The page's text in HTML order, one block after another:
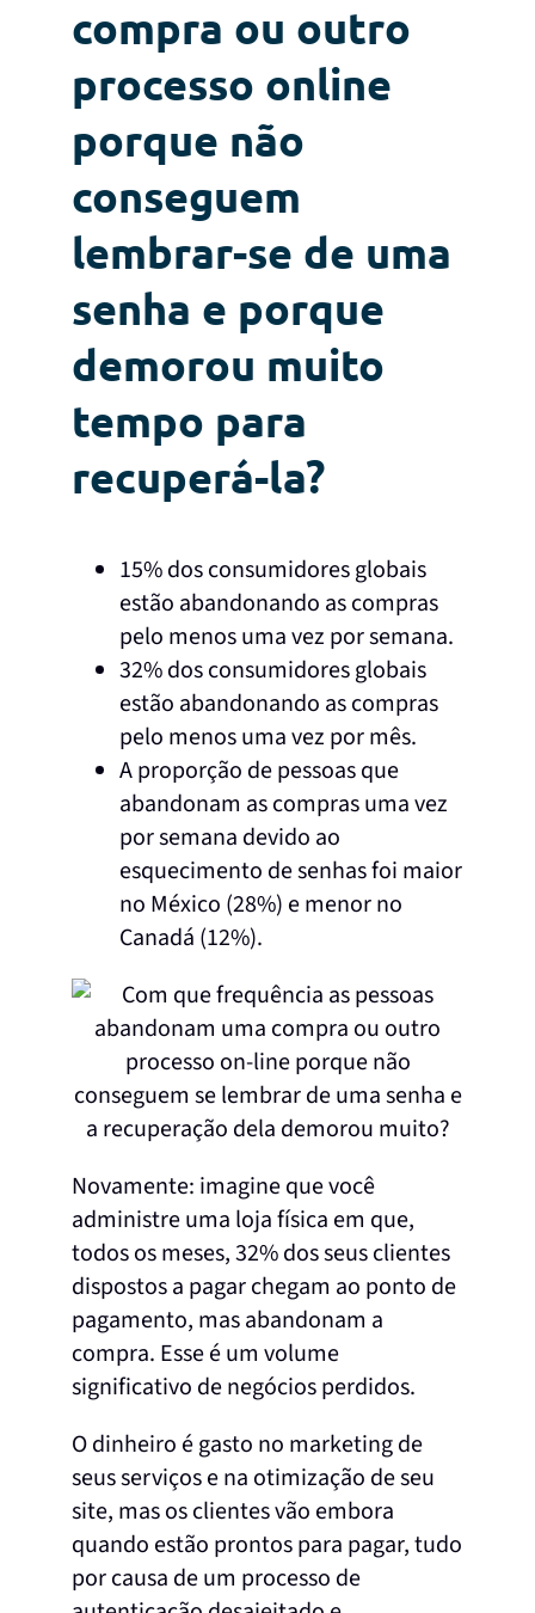
compra ou outro
processo online
porque não
conseguem
lembrar-se de uma
senha e porque
demorou muito
tempo para
recuperá-la?
15% dos consumidores globais
estão abandonando as compras
pelo menos uma vez por semana.
32% dos consumidores globais
estão abandonando as compras
pelo menos uma vez por mês.
A proporção de pessoas que
abandonam as compras uma vez
por semana devido ao
esquecimento de senhas foi maior
no México (28%) e menor no
Canadá (12%).
Novamente: imagine que você
administre uma loja física em que,
todos os meses, 32% dos seus clientes
dispostos a pagar chegam ao ponto de
pagamento, mas abandonam a
compra. Esse é um volume
significativo de negócios perdidos.
O dinheiro é gasto no marketing de
seus serviços e na otimização de seu
site, mas os clientes vão embora
quando estão prontos para pagar, tudo
por causa de um processo de